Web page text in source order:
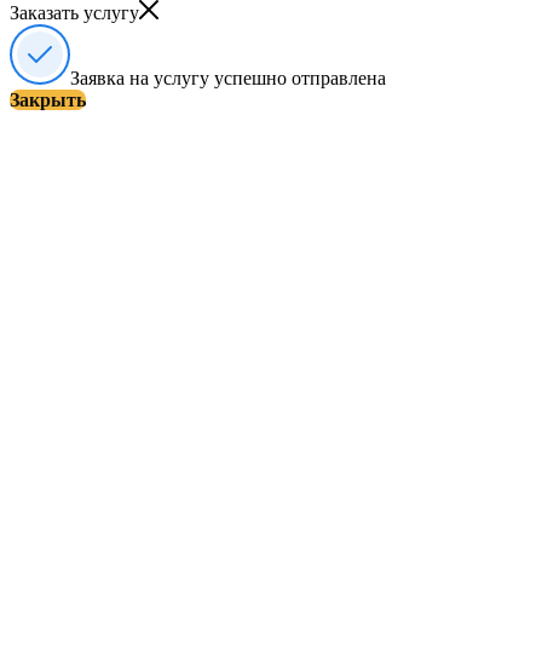
Заказать услугу
Заявка на услугу успешно отправлена
Закрыть